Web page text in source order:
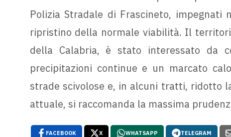
Polizia Stradale di Frascineto, impegnati
ripristino della normale viabilità. Il
della Calabria, è stato interessato da
precipitazioni continue e un marcato
strade scivolose e, in alcuni tratti, ridotto
attuale, si raccomanda la massima
FACEBOOK X WHATSAPP TELEGRAM